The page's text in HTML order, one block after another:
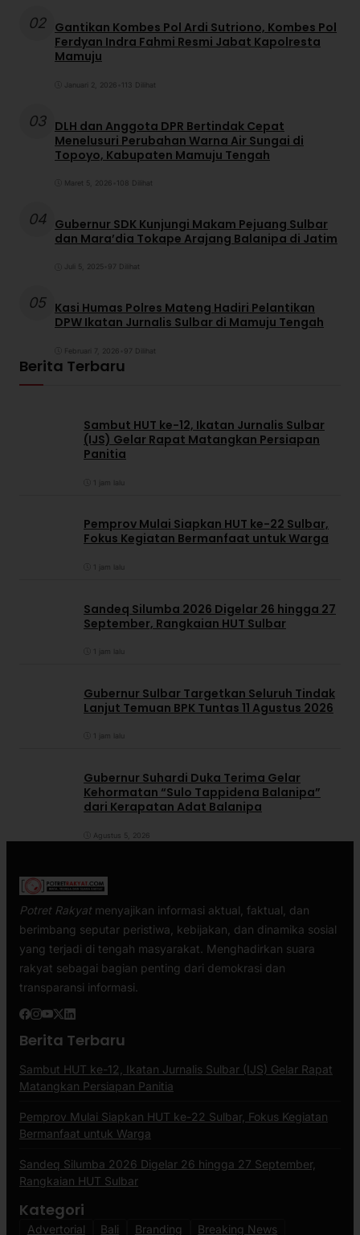
02 Gantikan Kombes Pol Ardi Sutriono, Kombes Pol
Ferdyan Indra Fahmi Resmi Jabat Kapolresta
Mamuju
Januari 2, 2026 113 Dilihat
03 DLH dan Anggota DPR Bertindak Cepat
Menelusuri Perubahan Warna Air Sungai di
Topoyo, Kabupaten Mamuju Tengah
Maret 5, 2026 108 Dilihat
04 Gubernur SDK Kunjungi Makam Pejuang Sulbar
dan Mara’dia Tokape Arajang Balanipa di Jatim
Juli 5, 2025 97 Dilihat
05 Kasi Humas Polres Mateng Hadiri Pelantikan
DPW Ikatan Jurnalis Sulbar di Mamuju Tengah
Februari 7, 2026 97 Dilihat
Berita Terbaru
Sambut HUT ke-12, Ikatan Jurnalis Sulbar
(IJS) Gelar Rapat Matangkan Persiapan
Panitia
1 jam lalu
Pemprov Mulai Siapkan HUT ke-22 Sulbar,
Fokus Kegiatan Bermanfaat untuk Warga
1 jam lalu
Sandeq Silumba 2026 Digelar 26 hingga 27
September, Rangkaian HUT Sulbar
1 jam lalu
Gubernur Sulbar Targetkan Seluruh Tindak
Lanjut Temuan BPK Tuntas 11 Agustus 2026
1 jam lalu
Gubernur Suhardi Duka Terima Gelar
Kehormatan “Sulo Tappidena Balanipa”
dari Kerapatan Adat Balanipa
Agustus 5, 2026
Potret Rakyatmenyajikan informasi aktual, faktual, dan
berimbang seputar peristiwa, kebijakan, dan dinamika sosial
yang terjadi di tengah masyarakat. Menghadirkan suara
rakyat sebagai bagian penting dari demokrasi dan
transparansi informasi.
Berita Terbaru
Sambut HUT ke-12, Ikatan Jurnalis Sulbar (IJS) Gelar Rapat
Matangkan Persiapan Panitia
Pemprov Mulai Siapkan HUT ke-22 Sulbar, Fokus Kegiatan
Bermanfaat untuk Warga
Sandeq Silumba 2026 Digelar 26 hingga 27 September,
Rangkaian HUT Sulbar
Kategori
Advertorial Bali Branding Breaking News